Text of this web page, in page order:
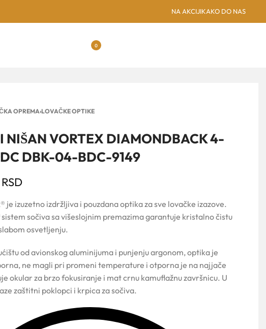
SUBOTICA: NOVA
NA AKCIJIKAKO DO NAS
0
OPREMA›LOVAČKE OPTIKE
NIŠAN VORTEX DIAMONDBACK 4-
DBK-04-BDC-9149
RSD
je izuzetno izdržljiva i pouzdana optika za sve lovačke izazove.
sočiva sa višeslojnim premazima garantuje kristalno čistu
osvetljenju.
od avionskog aluminijuma i punjenju argonom, optika je
ne magli pri promeni temperature i otporna je na najjače
okular za brzo fokusiranje i mat crnu kamuflažnu završnicu. U
zaštitni poklopci i krpica za sočiva.